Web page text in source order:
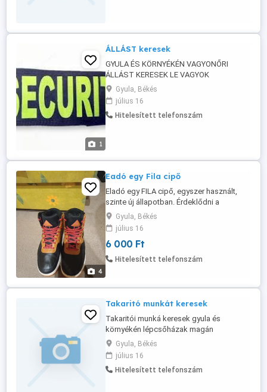
1
ÁLLÁST keresek
GYULA ÉS KÖRNYÉKÉN VAGYONŐRI
ÁLLÁST KERESEK LE VAGYOK
SZÁZALÉKOLVA DE ATTOL TUDOK
DOLGOZNI MIDENE MEGOLDÁS ÉRDEKEL
ÉRD A MEG ADOTT TELEFON SZÁMON
LEHET
Gyula, Békés
július 16
Hitelesített telefonszám
4
Eadó egy Fila cipő
Eladó egy FILA cipő, egyszer használt,
szinte új állapotban. Érdeklődni a
megadott telefonszámon lehet. Csak
telefonos megkeresésre válaszolok,
SMS-re és e-mailre nem. válaszolokPostai
úton tudom küldeni, fizetés után vehető át.
a cipő mérete 45
Gyula, Békés
július 16
6 000 Ft
Hitelesített telefonszám
Takaritó munkát keresek
Takaritói munká keresek gyula és
környékén lépcsőházak magán
szélyeknél takaritást vállalok kérem csak
olyan hívjon aki kolyan is gondolja
Gyula, Békés
július 16
Hitelesített telefonszám